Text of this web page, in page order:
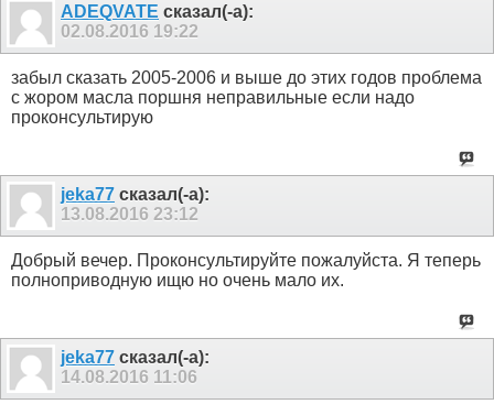
ADEQVATE сказал(-а):
02.08.2016 19:22
забыл сказать 2005-2006 и выше до этих годов проблема
с жором масла поршня неправильные если надо
проконсультирую
jeka77 сказал(-а):
13.08.2016 23:12
Добрый вечер. Проконсультируйте пожалуйста. Я теперь
полноприводную ищю но очень мало их.
jeka77 сказал(-а):
14.08.2016 11:06